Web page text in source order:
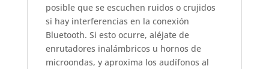
posible que se escuchen ruidos o crujidos
si hay interferencias en la conexión
Bluetooth. Si esto ocurre, aléjate de
enrutadores inalámbricos u hornos de
microondas, y aproxima los audífonos al